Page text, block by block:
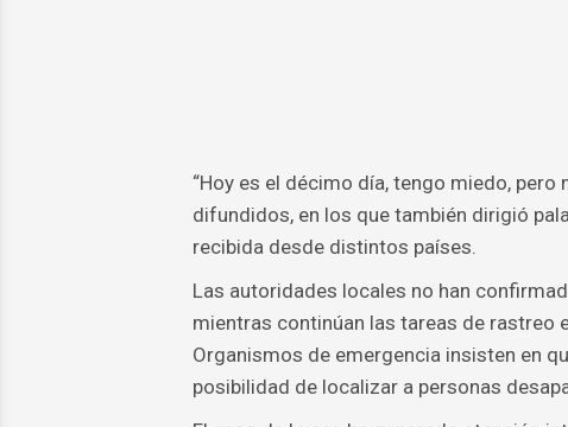
“Hoy es el décimo día, tengo miedo,
difundidos, en los que también dirigió
recibida desde distintos países.
Las autoridades locales no han
mientras continúan las tareas de rastreo
Organismos de emergencia insisten en
posibilidad de localizar a personas